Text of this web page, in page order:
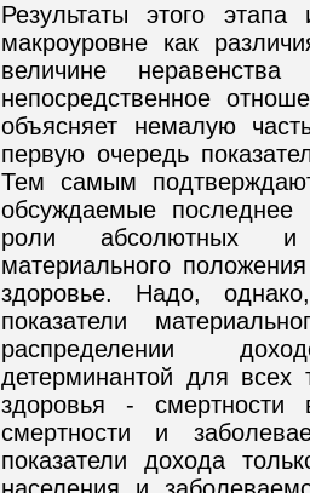
Результаты этого
макроуровне как
величине
непосредственное
объясняет немалую
первую очередь
Тем самым
обсуждаемые
роли абсолютных и
материального
здоровье. Надо,
показатели
распределении
детерминантой для всех
здоровья - смертности
смертности и
показатели дохода